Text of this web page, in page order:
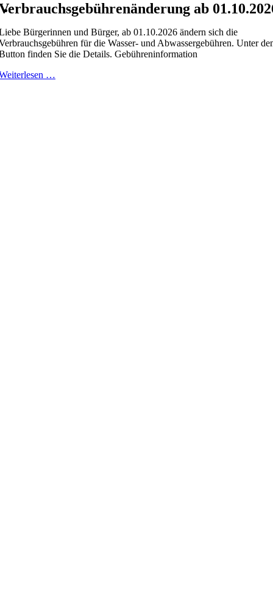
ab
Bürgerinnen und Bürger, ab 01.10.2026 ändern sich die
für die Wasser- und Abwassergebühren. Unter
finden Sie die Details. Gebühreninformation
…